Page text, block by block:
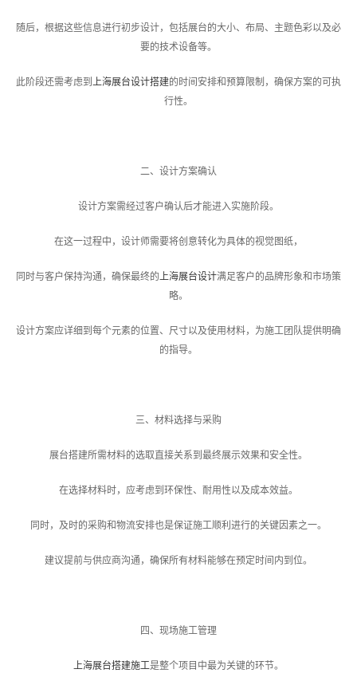
随后，根据这些信息进行初步设计，包括展台的大小、布局、主题色彩以及必
要的技术设备等。
此阶段还需考虑到 上海展台设计搭建的时间安排和预算限制，确保方案的可执
行性。
二、设计方案确认
设计方案需经过客户确认后才能进入实施阶段。
在这一过程中，设计师需要将创意转化为具体的视觉图纸，
同时与客户保持沟通，确保最终的上海展台设计满足客户的品牌形象和市场策
略。
设计方案应详细到每个元素的位置、尺寸以及使用材料，为施工团队提供明确
的指导。
三、材料选择与采购
展台搭建所需材料的选取直接关系到最终展示效果和安全性。
在选择材料时，应考虑到环保性、耐用性以及成本效益。
同时，及时的采购和物流安排也是保证施工顺利进行的关键因素之一。
建议提前与供应商沟通，确保所有材料能够在预定时间内到位。
四、现场施工管理
上海展台搭建施工是整个项目中最为关键的环节。